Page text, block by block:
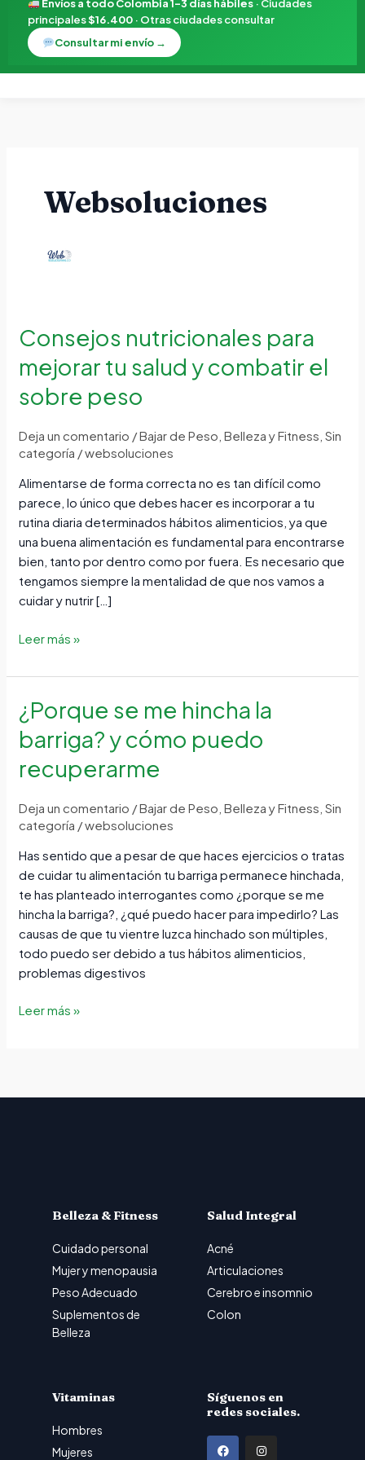
Envíos a todo Colombia 1–3 días hábiles· Ciudades
principales$16.400 · Otras ciudades consultar
Consultar mi envío →
Websoluciones
Consejos nutricionales para
mejorar tu salud y combatir el
sobre peso
Deja un comentario /Bajar de Peso ,Belleza y Fitness ,Sin
categoría /websoluciones
Alimentarse de forma correcta no es tan difícil como
parece, lo único que debes hacer es incorporar a tu
rutina diaria determinados hábitos alimenticios, ya que
una buena alimentación es fundamental para encontrarse
bien, tanto por dentro como por fuera. Es necesario que
tengamos siempre la mentalidad de que nos vamos a
cuidar y nutrir […]
Consejos
nutricionales
para
mejorar
tu
salud
y
el
sobre
peso
Leer más »
¿Porque se me hincha la
barriga? y cómo puedo
recuperarme
Deja un comentario /Bajar de Peso ,Belleza y Fitness ,Sin
categoría /websoluciones
Has sentido que a pesar de que haces ejercicios o tratas
de cuidar tu alimentación tu barriga permanece hinchada,
te has planteado interrogantes como ¿porque se me
hincha la barriga?, ¿qué puedo hacer para impedirlo? Las
causas de que tu vientre luzca hinchado son múltiples,
todo puedo ser debido a tus hábitos alimenticios,
problemas digestivos
¿Porque
se
me
hincha
la
barriga?
y
puedo
recuperarme
Leer más »
Belleza & Fitness
Cuidado personal
Mujer y menopausia
Peso Adecuado
Suplementos de
Belleza
Salud Integral
Acné
Articulaciones
Cerebro e insomnio
Colon
Vitaminas
Hombres
Mujeres
Síguenos en
redes sociales.
F
I